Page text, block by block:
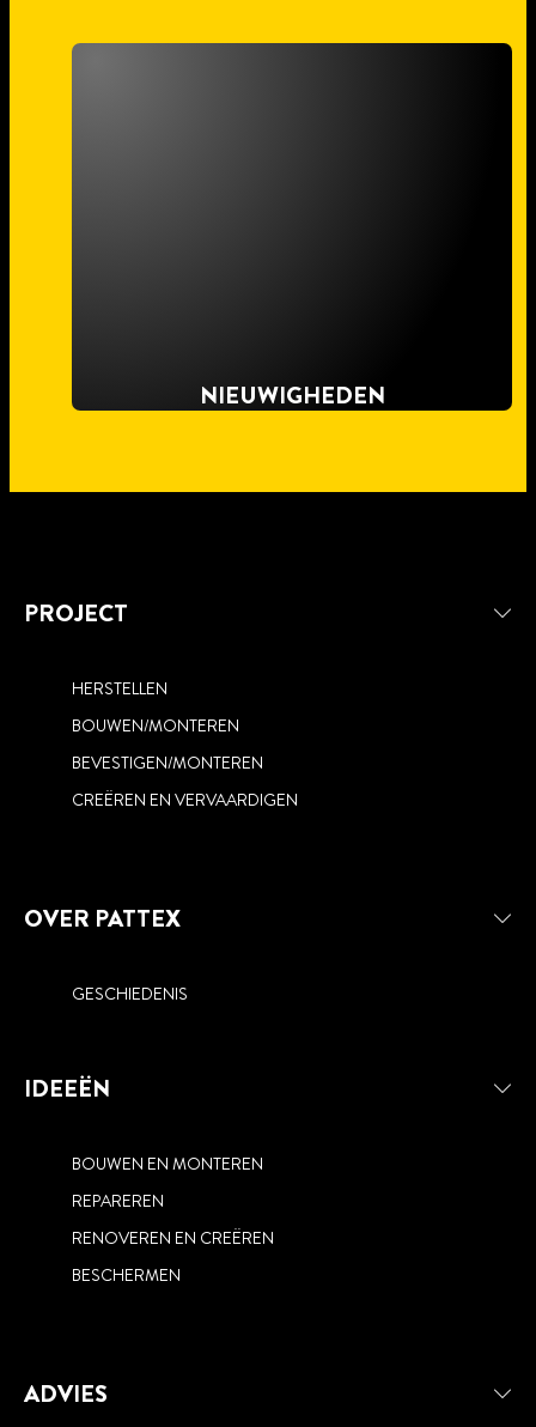
NIEUWIGHEDEN
NO MORE NAILS
PROJECT
HERSTELLEN
BOUWEN/MONTEREN
BEVESTIGEN/MONTEREN
CREËREN EN VERVAARDIGEN
OVER PATTEX
GESCHIEDENIS
IDEEËN
BOUWEN EN MONTEREN
REPAREREN
RENOVEREN EN CREËREN
BESCHERMEN
ADVIES